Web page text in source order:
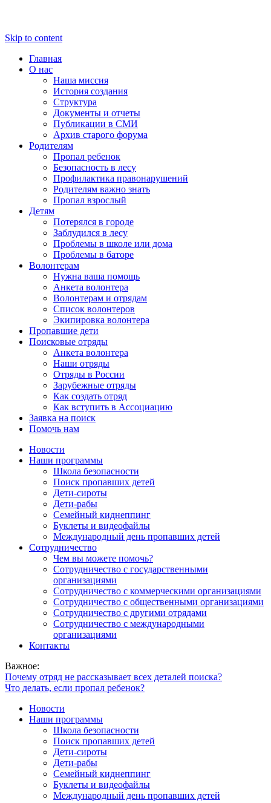
Skip to content
Главная
О нас
Наша миссия
История создания
Структура
Документы и отчеты
Публикации в СМИ
Архив старого форума
Родителям
Пропал ребенок
Безопасность в лесу
Профилактика правонарушений
Родителям важно знать
Пропал взрослый
Детям
Потерялся в городе
Заблудился в лесу
Проблемы в школе или дома
Проблемы в баторе
Волонтерам
Нужна ваша помощь
Анкета волонтера
Волонтерам и отрядам
Список волонтеров
Экипировка волонтера
Пропавшие дети
Поисковые отряды
Анкета волонтера
Наши отряды
Отряды в России
Зарубежные отряды
Как создать отряд
Как вступить в Ассоциацию
Заявка на поиск
Помочь нам
Новости
Наши программы
Школа безопасности
Поиск пропавших детей
Дети-сироты
Дети-рабы
Семейный киднеппинг
Буклеты и видеофайлы
Международный день пропавших детей
Сотрудничество
Чем вы можете помочь?
Сотрудничество с государственными
организациями
Сотрудничество с коммерческими организациями
Сотрудничество с общественными организациями
Сотрудничество с другими отрядами
Сотрудничество с международными
организациями
Контакты
Важное:
Почему отряд не рассказывает всех деталей поиска?
Что делать, если пропал ребенок?
Новости
Наши программы
Школа безопасности
Поиск пропавших детей
Дети-сироты
Дети-рабы
Семейный киднеппинг
Буклеты и видеофайлы
Международный день пропавших детей